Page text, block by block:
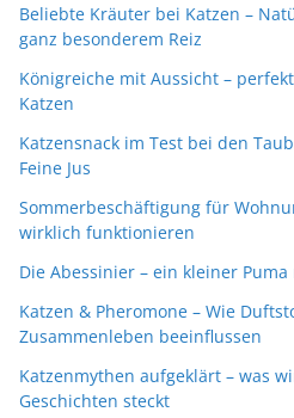
Beliebte Kräuter bei Katzen –
ganz besonderem Reiz
Königreiche mit Aussicht –
Katzen
Katzensnack im Test bei den
Feine Jus
Sommerbeschäftigung für
wirklich funktionieren
Die Abessinier – ein kleiner
Katzen & Pheromone – Wie
Zusammenleben beeinflussen
Katzenmythen aufgeklärt – was
Geschichten steckt